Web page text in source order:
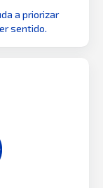
a priorizar
sentido.